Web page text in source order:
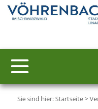
Sie sind hier:Startseite>